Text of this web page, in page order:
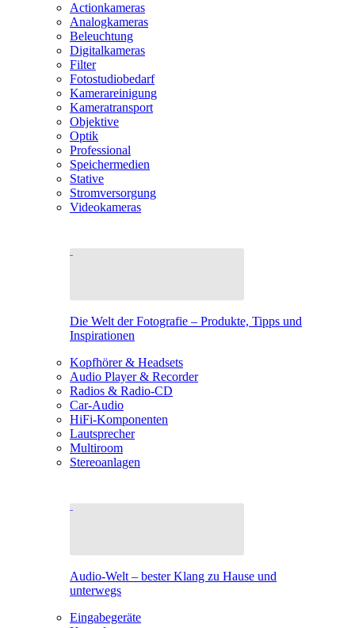
Actionkameras
Analogkameras
Beleuchtung
Digitalkameras
Filter
Fotostudiobedarf
Kamerareinigung
Kameratransport
Objektive
Optik
Professional
Speichermedien
Stative
Stromversorgung
Videokameras
Die Welt der Fotografie – Produkte, Tipps und
Inspirationen
Kopfhörer & Headsets
Audio Player & Recorder
Radios & Radio-CD
Car-Audio
HiFi-Komponenten
Lautsprecher
Multiroom
Stereoanlagen
Audio-Welt – bester Klang zu Hause und
unterwegs
Eingabegeräte